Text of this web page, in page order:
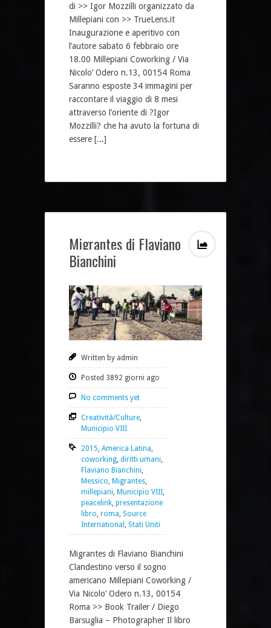
di >> Igor Mozzilli organizzato da
Millepiani con >> TrueLens.it
Inaugurazione e aperitivo con
l’autore sabato 6 febbraio ore
18.00 Millepiani Coworking / Via
Nicolo’ Odero n.13, 00154 Roma
Saranno esposte 34 immagini per
raccontare il viaggio di 8 mesi
attraverso l’oriente di ?Igor
Mozzilli? che ha avuto la fortuna di
essere [...]
Migrantes di Flaviano
Bianchini
Written by admin
Posted 3892 giorni ago
No comments yet
Creatività/Culture,
Municipio VIII
2015, America Latina,
coworking, diritti umani,
Flaviano Bianchini,
Messico, Migrantes,
millepiani, Municipio VIII,
peacelink, presentazione
libro, roma, Source
International , Stati Uniti
Migrantes di Flaviano Bianchini
Clandestino verso il sogno
americano Millepiani Coworking /
Via Nicolo’ Odero n.13, 00154
Roma >> Book Trailer / Diego
Barsuglia – Photographer Il libro